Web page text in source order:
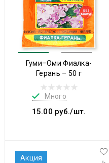
Гуми–Оми Фиалка-
Герань – 50 г
Много
15.00 руб./шт.
Акция